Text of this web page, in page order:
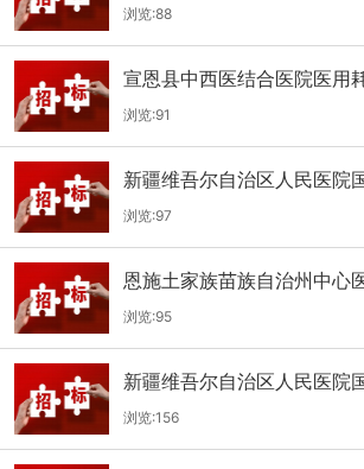
标公告
浏览:88
宣恩县中西医结合医院医用
（消毒、普通耗材）公开招
浏览:91
新疆维吾尔自治区人民医院
化科氢气检测产品耗材）采
示
浏览:97
恩施土家族苗族自治州中心
用耗材（国产）采购项目第
浏览:95
新疆维吾尔自治区人民医院
二十三批）采购项目公开招
浏览:156